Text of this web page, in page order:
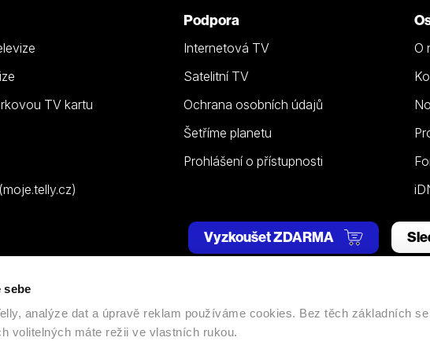
sebe
analýze dat a úpravě reklam používáme cookies. Bez těch základních se
volitelných máte režii ve vlastních rukou.
TV kartu
Podpora
Internetová TV
Satelitní TV
Ochrana osobních údajů
Šetříme planetu
Prohlášení o přístupnosti
O
Vyzkoušet ZDARMA
| Všechna práva vyhrazena. |Nastavení cookies